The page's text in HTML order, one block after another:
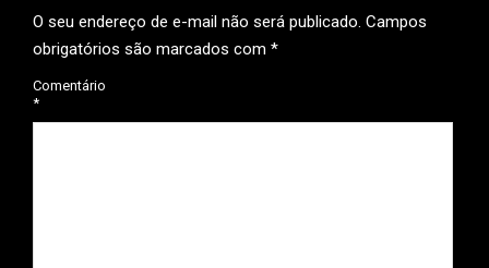
O seu endereço de e-mail não será publicado. Campos
obrigatórios são marcados com *
Comentário
*